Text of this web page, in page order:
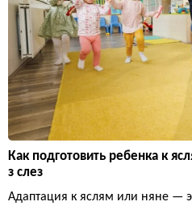
Как подготовить ребенка к
з слез
Адаптация к яслям или няне —